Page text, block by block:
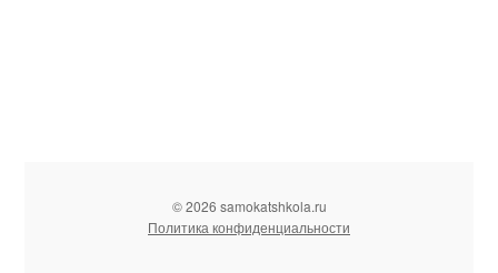
© 2026 samokatshkola.ru
Политика конфиденциальности